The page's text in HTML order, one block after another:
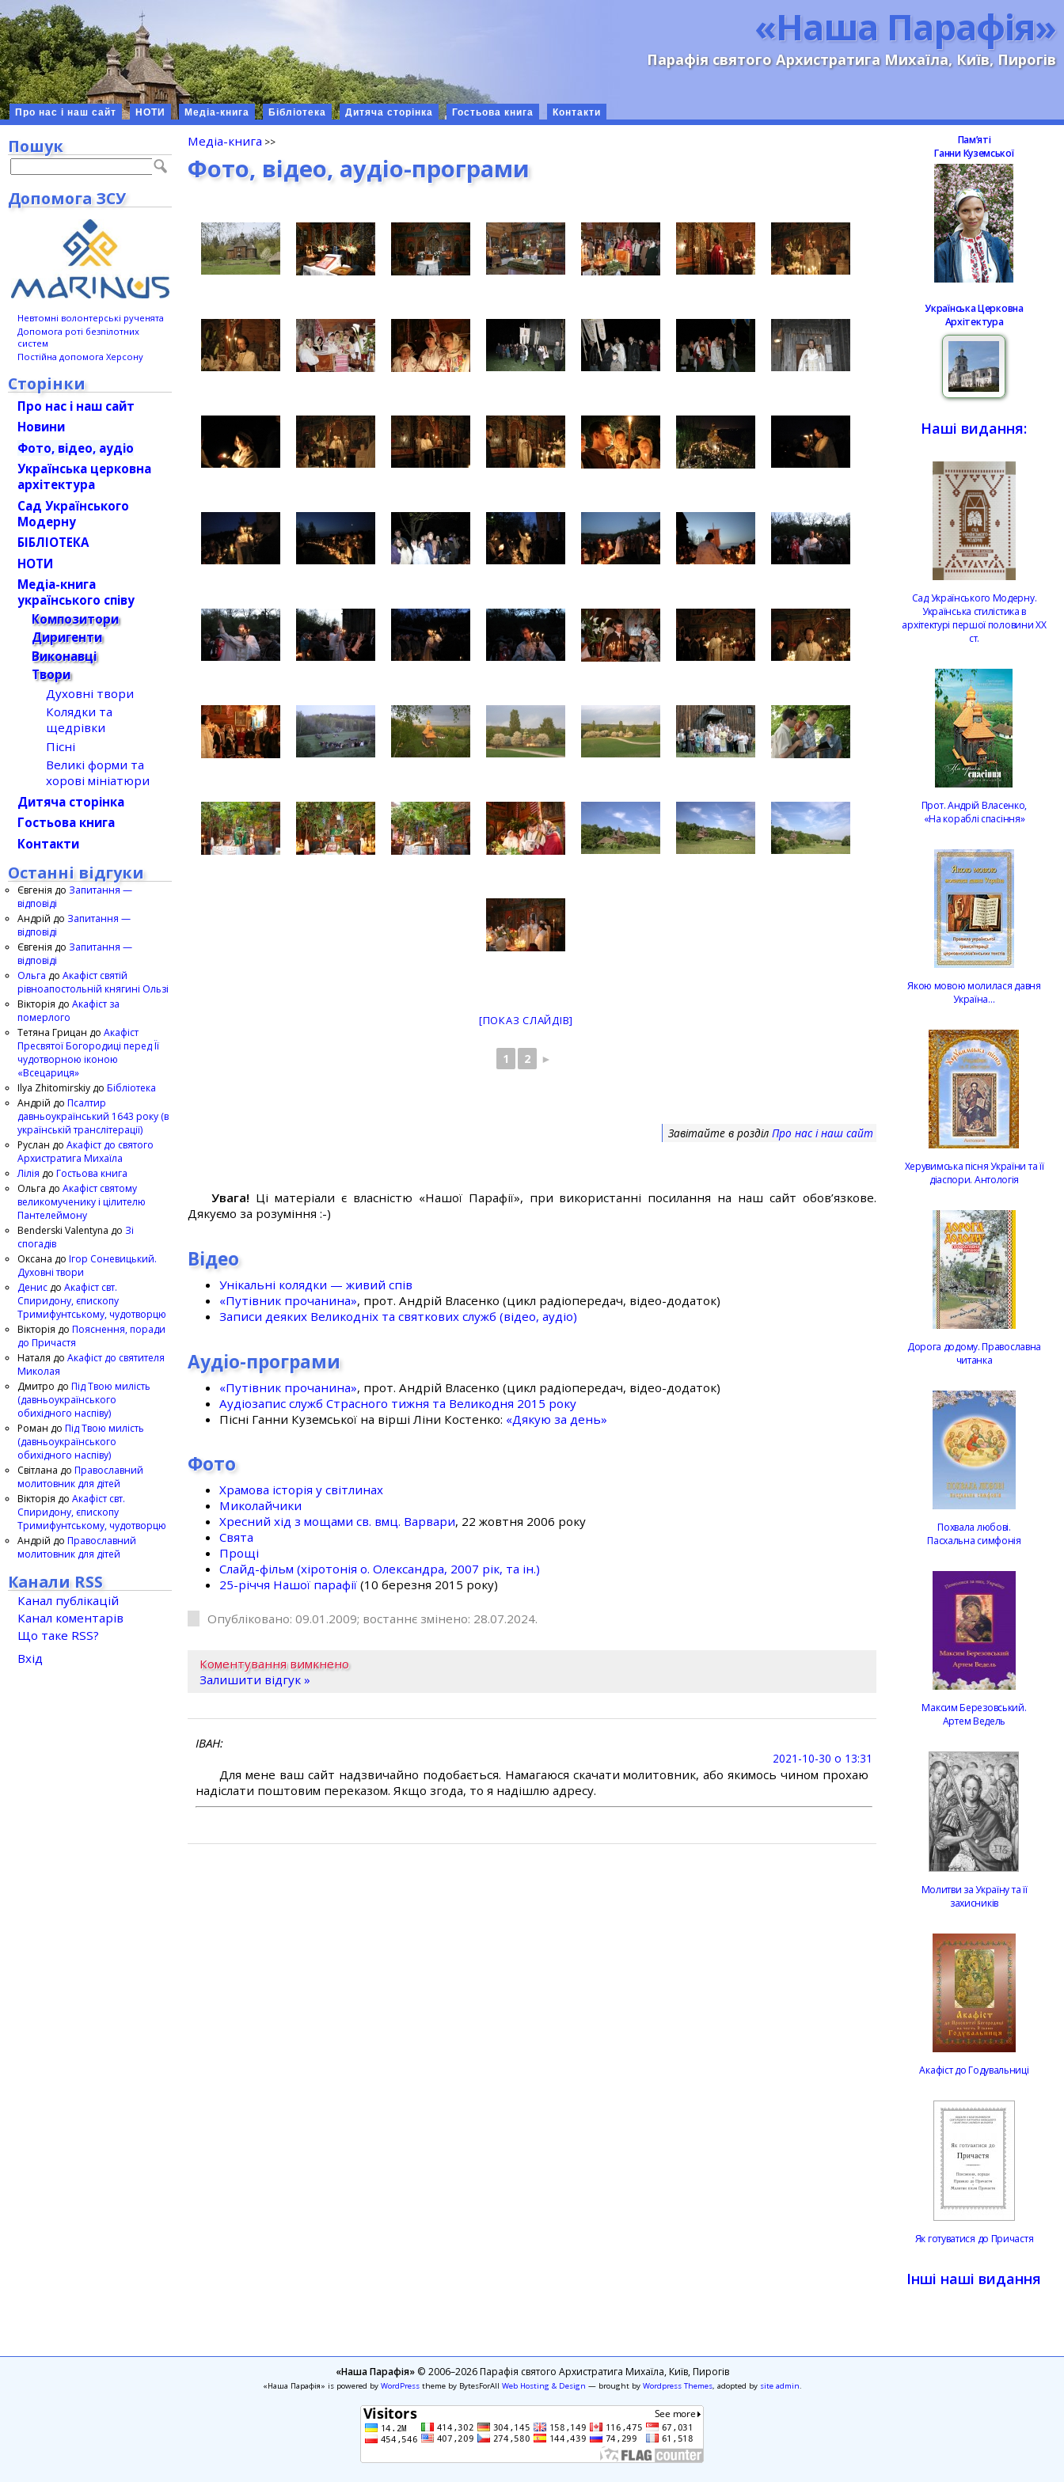
«Наша Парафія»
Парафія святого Архистратига Михаїла, Київ, Пирогів
Про нас і наш сайт НОТИ Медіа-книга Бібліотека Дитяча сторінка Гостьова книга Контакти
Медіа-книга
Фото, відео, аудіо-програми
[ПОКАЗ СЛАЙДІВ]
1 2 ►
Завітайте в розділ Про нас і наш сайт
Увага! Ці матеріали є власністю «Нашої Парафії», при використанні посилання на наш сайт обов’язкове.
Дякуємо за розуміння :-)
Відео
Унікальні колядки — живий спів
«Путівник прочанина», прот. Андрій Власенко (цикл радіопередач, відео-додаток)
Записи деяких Великодніх та святкових служб (відео, аудіо)
Аудіо-програми
«Путівник прочанина», прот. Андрій Власенко (цикл радіопередач, відео-додаток)
Аудіозапис служб Страсного тижня та Великодня 2015 року
Пісні Ганни Куземської на вірші Ліни Костенко: «Дякую за день»
Фото
Храмова історія у світлинах
Миколайчики
Хресний хід з мощами св. вмц. Варвари, 22 жовтня 2006 року
Свята
Прощі
Слайд-фільм (хіротонія о. Олександра, 2007 рік, та ін.)
25-рiччя Нашої парафiї (10 березня 2015 року)
Опубліковано: 09.01.2009; востаннє змінено: 28.07.2024.
Коментування вимкнено
Залишити відгук »
ІВАН
2021-10-30 о 13:31
Для мене ваш сайт надзвичайно подобається. Намагаюся скачати молитовник, або якимось чином прохаю
надіслати поштовим переказом. Якщо згода, то я надішлю адресу.
Пошук
Допомога ЗСУ
Невтомні волонтерські рученята
Допомога роті безпілотних
систем
Постійна допомога Херсону
Сторінки
Про нас і наш сайт
Новини
Фото, відео, аудіо
Українська церковна
архітектура
Сад Українського
Модерну
БІБЛІОТЕКА
НОТИ
Медіа-книга
українського співу
Композитори
Диригенти
Виконавці
Твори
Духовні твори
Колядки та
щедрівки
Пісні
Великі форми та
хорові мініатюри
Дитяча сторінка
Гостьова книга
Контакти
Останні відгуки
Євгенія до Запитання —
відповіді
Андрій до Запитання —
відповіді
Євгенія до Запитання —
відповіді
Ольга до Акафіст святій
рівноапостольній княгині Ользі
Вікторія до Акафіст за
померлого
Тетяна Грицан до Акафіст
Пресвятої Богородиці перед Її
чудотворною іконою
«Всецариця»
Ilya Zhitomirskiy до Бібліотека
Андрій до Псалтир
давньоукраїнський 1643 року (в
українській транслітерації)
Руслан до Акафіст до святого
Архистратига Михаїла
Лілія до Гостьова книга
Ольга до Акафіст святому
великомученику і цілителю
Пантелеймону
Benderski Valentyna до Зі
спогадів
Оксана до Ігор Соневицький.
Духовні твори
Денис до Акафіст свт.
Спиридону, єпископу
Тримифунтському, чудотворцю
Вікторія до Пояснення, поради
до Причастя
Наталя до Акафіст до святителя
Миколая
Дмитро до Під Твою милість
(давньоукраїнського
обихідного наспіву)
Роман до Під Твою милість
(давньоукраїнського
обихідного наспіву)
Світлана до Православний
молитовник для дітей
Вікторія до Акафіст свт.
Спиридону, єпископу
Тримифунтському, чудотворцю
Андрій до Православний
молитовник для дітей
Канали RSS
Канал публікацій
Канал коментарів
Що таке RSS?
Вхід
Памʼяті
Ганни Куземської
Українська Церковна
Архітектура
Наші видання:
Сад Українського Модерну.
Українська стилістика в
архітектурі першої половини ХХ
ст.
Прот. Андрій Власенко,
«На кораблі спасіння»
Якою мовою молилася давня
Україна…
Херувимська пісня України та її
діаспори. Антологія
Дорога додому. Православна
читанка
Похвала любові.
Пасхальна симфонія
Максим Березовський.
Артем Ведель
Молитви за Україну та її
захисників
Акафіст до Годувальниці
Як готуватися до Причастя
Інші наші видання
«Наша Парафія»© 2006–2026 Парафія святого Архистратига Михаїла, Київ, Пирогів
«Наша Парафія» is powered by WordPresstheme by BytesForAll Web Hosting & Design — brought by Wordpress Themes, adopted by site admin.